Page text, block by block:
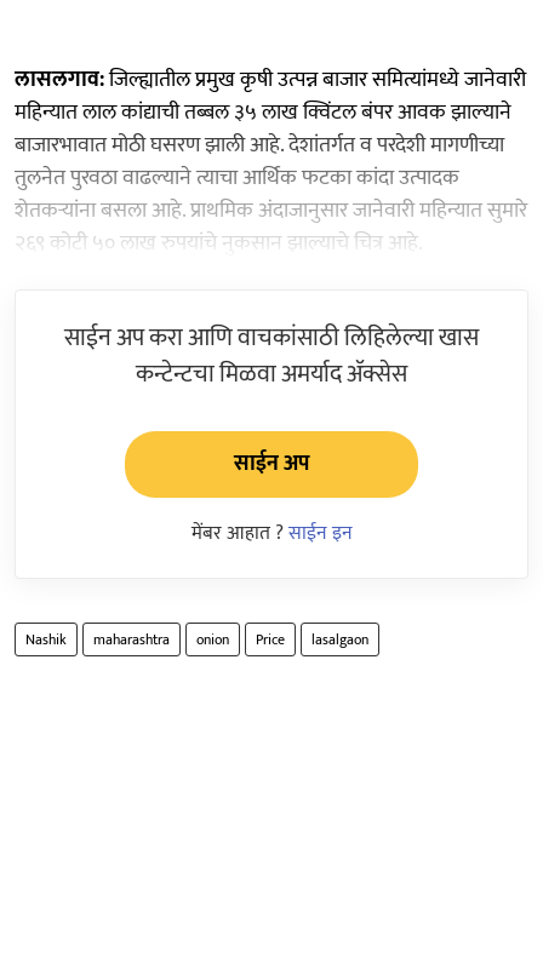
लासलगाव:जिल्ह्यातील प्रमुख कृषी उत्पन्न बाजार समित्यांमध्ये जानेवारी
महिन्यात लाल कांद्याची तब्बल ३५ लाख क्विंटल बंपर आवक झाल्याने
बाजारभावात मोठी घसरण झाली आहे. देशांतर्गत व परदेशी मागणीच्या
तुलनेत पुरवठा वाढल्याने त्याचा आर्थिक फटका कांदा उत्पादक
शेतकऱ्यांना बसला आहे. प्राथमिक अंदाजानुसार जानेवारी महिन्यात सुमारे
२६९ कोटी ५० लाख रुपयांचे नुकसान झाल्याचे चित्र आहे.
साईन अप करा आणि वाचकांसाठी लिहिलेल्या खास
कन्टेन्टचा मिळवा अमर्याद ॲक्सेस
साईन अप
मेंबर आहात ?साईन इन
Nashik maharashtra onion Price lasalgaon